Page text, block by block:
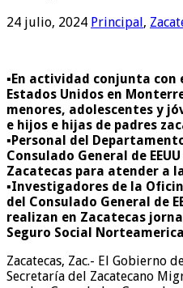
24 julio, 2024 Principal,
▪️En actividad conjunta con
Estados Unidos en
menores, adolescentes y
e hijos e hijas de padres
▪️Personal del
Consulado General de
Zacatecas para atender a
▪️Investigadores de la
del Consulado General de
realizan en Zacatecas
Seguro Social
Zacatecas, Zac.- El Gobierno
Secretaría del Zacatecano